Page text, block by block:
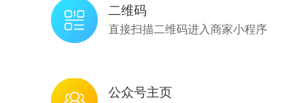
二维码
直接扫描二维码进入商家小程序
公众号主页